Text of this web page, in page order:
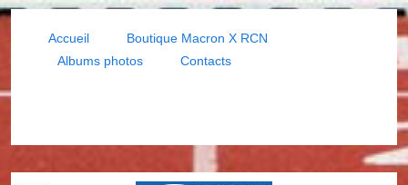
Accueil
Boutique Macron X RCN
Albums photos
Contacts